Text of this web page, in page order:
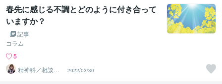
春先に感じる不調とどのように付き合って
いますか？
記事
コラム
5
精神科／相談員
＊ 峰川みゆう
2022/03/30